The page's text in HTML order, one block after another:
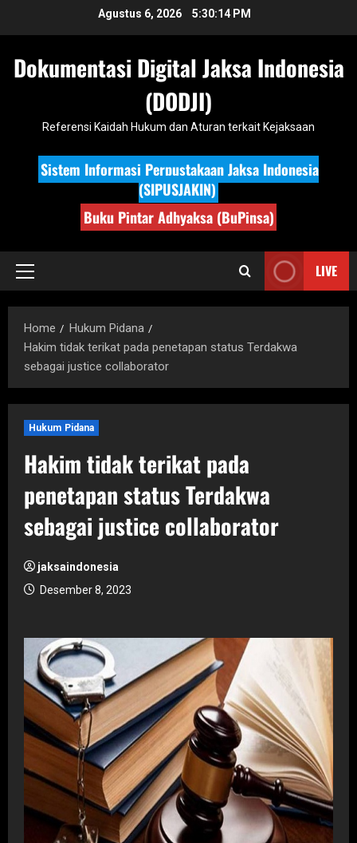
Agustus 6, 2026 5:30:15 PM
Dokumentasi Digital Jaksa Indonesia
(DODJI)
Referensi Kaidah Hukum dan Aturan terkait Kejaksaan
Sistem Informasi Perpustakaan Jaksa Indonesia
(SIPUSJAKIN)
Buku Pintar Adhyaksa (BuPinsa)
Primary
LIVE
Home
Hukum Pidana
Hakim tidak terikat pada penetapan status Terdakwa
sebagai justice collaborator
Hukum Pidana
Hakim tidak terikat pada
penetapan status Terdakwa
sebagai justice collaborator
jaksaindonesia
Desember 8, 2023